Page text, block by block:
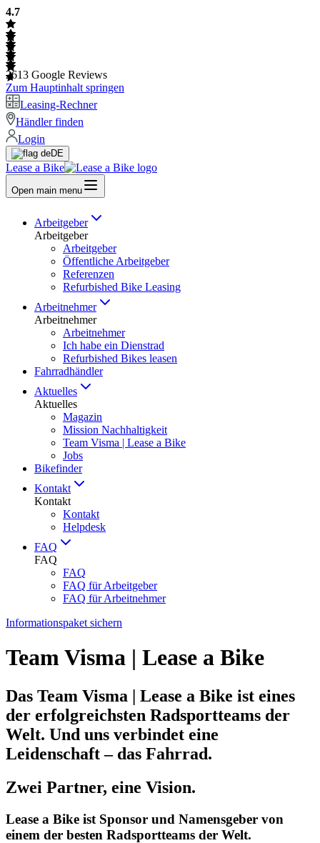
4.7
2613 Google Reviews
Zum Hauptinhalt springen
Leasing-Rechner
Händler finden
Login
DE
Lease a Bike
Open main menu
Arbeitgeber
Arbeitgeber
Arbeitgeber
Öffentliche Arbeitgeber
Referenzen
Refurbished Bike Leasing
Arbeitnehmer
Arbeitnehmer
Arbeitnehmer
Ich habe ein Dienstrad
Refurbished Bikes leasen
Fahrradhändler
Aktuelles
Aktuelles
Magazin
Mission Nachhaltigkeit
Team Visma | Lease a Bike
Jobs
Bikefinder
Kontakt
Kontakt
Kontakt
Helpdesk
FAQ
FAQ
FAQ
FAQ für Arbeitgeber
FAQ für Arbeitnehmer
Informationspaket sichern
Team Visma | Lease a Bike
Das Team Visma | Lease a Bike ist eines
der erfolgreichsten Radsportteams der
Welt. Und uns verbindet eine
Leidenschaft – das Fahrrad.
Zwei Partner, eine Vision.
Lease a Bike ist Sponsor und Namensgeber von
einem der besten Radsportteams der Welt.